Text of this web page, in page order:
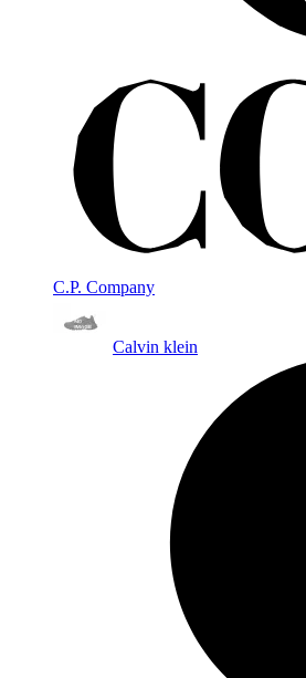
C.P. Company
Calvin klein